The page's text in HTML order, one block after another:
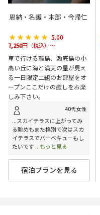
恩納・名護・本部・今帰仁
★★★★★
★★★★★ 5.00
7,250円（税込）～
車で行ける離島、瀬底島の小
高い丘に海と満天の星が見え
る一日限定二組のお部屋をオ
ープンここだけの癒しをお楽
しみ下さい。
40代女性
...スカイテラスに上がってみ
る眺めもまた格別で次はスカ
イテラスでバーベキューもし
たいです ...もっと見る
宿泊プランを見る